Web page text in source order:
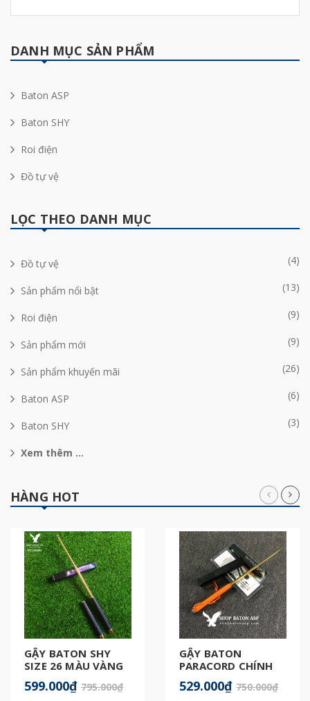
DANH MỤC SẢN PHẨM
Baton ASP
Baton SHY
Roi điện
Đồ tự vệ
LỌC THEO DANH MỤC
Đồ tự vệ (4)
Sản phẩm nổi bật (13)
Roi điện (9)
Sản phẩm mới (9)
Sản phẩm khuyến mãi (26)
Baton ASP (6)
Baton SHY (3)
Xem thêm ...
HÀNG HOT
GẬY BATON SHY
SIZE 26 MÀU VÀNG
599.000₫ 795.000₫
GẬY BATON
PARACORD CHÍNH
529.000₫ 750.000₫